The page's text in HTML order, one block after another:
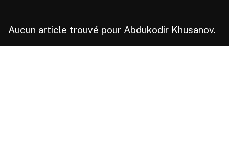
Aucun article trouvé pour Abdukodir Khusanov.